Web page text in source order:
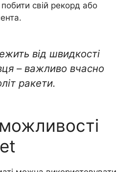
свій рекорд або
від швидкості
– важливо вчасно
ракети.